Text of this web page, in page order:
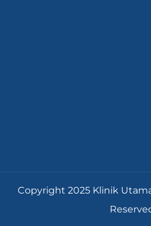
Copyright 2025 Klinik